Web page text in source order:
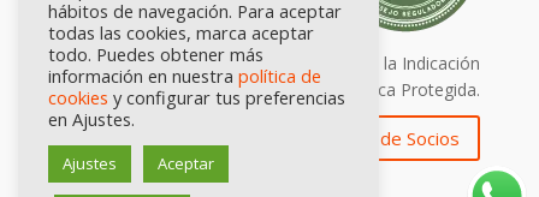
Calidad certificada por Origen. Sellos de la Indicación
Geográfica Protegida.
Zona de Socios
hábitos de navegación. Para aceptar
todas las cookies, marca aceptar
todo. Puedes obtener más
información en nuestra política de
cookies y configurar tus preferencias
en Ajustes.
Ajustes Aceptar